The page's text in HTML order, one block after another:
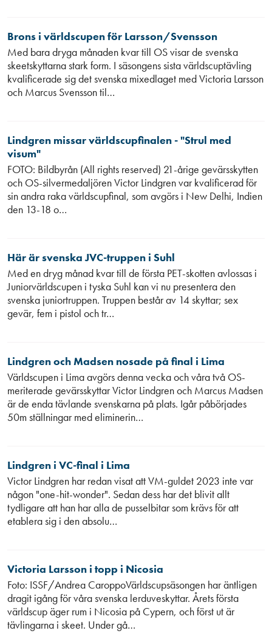
Brons i världscupen för Larsson/Svensson
Med bara dryga månaden kvar till OS visar de svenska
skeetskyttarna stark form. I säsongens sista världscuptävling
kvalificerade sig det svenska mixedlaget med Victoria Larsson
och Marcus Svensson til…
Lindgren missar världscupfinalen - "Strul med
visum"
FOTO: Bildbyrån (All rights reserved) 21-årige gevärsskytten
och OS-silvermedaljören Victor Lindgren var kvalificerad för
sin andra raka världscupfinal, som avgörs i New Delhi, Indien
den 13-18 o…
Här är svenska JVC-truppen i Suhl
Med en dryg månad kvar till de första PET-skotten avlossas i
Juniorvärldscupen i tyska Suhl kan vi nu presentera den
svenska juniortruppen. Truppen består av 14 skyttar; sex
gevär, fem i pistol och tr…
Lindgren och Madsen nosade på final i Lima
Världscupen i Lima avgörs denna vecka och våra två OS-
meriterade gevärsskyttar Victor Lindgren och Marcus Madsen
är de enda tävlande svenskarna på plats. Igår påbörjades
50m ställningar med eliminerin…
Lindgren i VC-final i Lima
Victor Lindgren har redan visat att VM-guldet 2023 inte var
någon "one-hit-wonder". Sedan dess har det blivit allt
tydligare att han har alla de pusselbitar som krävs för att
etablera sig i den absolu…
Victoria Larsson i topp i Nicosia
Foto: ISSF/Andrea CaroppoVärldscupsäsongen har äntligen
dragit igång för våra svenska lerduveskyttar. Årets första
världscup äger rum i Nicosia på Cypern, och först ut är
tävlingarna i skeet. Under gå…